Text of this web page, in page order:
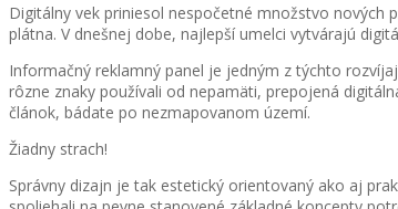
Digitálny vek priniesol nespočetné množstvo
plátna. V dnešnej dobe, najlepší umelci vytvárajú
Informačný reklamný panel je jedným z týchto
rôzne znaky používali od nepamäti, prepojená
článok, bádate po nezmapovanom území.
Žiadny strach!
Správny dizajn je tak estetický orientovaný ako aj